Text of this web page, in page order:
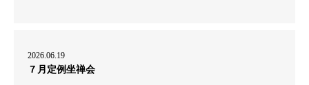
2026.06.19
７月定例坐禅会